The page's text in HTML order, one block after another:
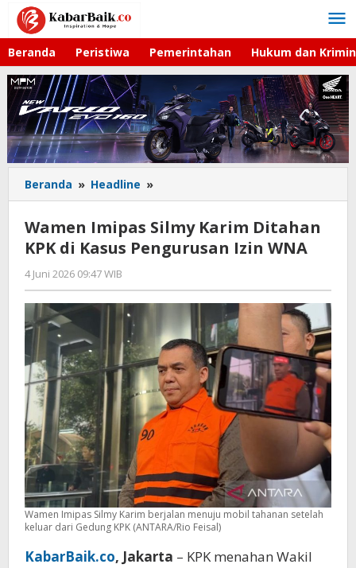
Lewati
konten
Beranda Peristiwa Pemerintahan Hukum dan
Beranda » Headline »
Imipas
Silmy
Karim
Ditahan
Kasus
Pengurusan
Izin
WNA
Wamen Imipas Silmy Karim Ditahan
KPK di Kasus Pengurusan Izin WNA
4 Juni 2026 09:47 WIB
Imam
WD
Wamen Imipas Silmy Karim berjalan menuju mobil tahanan setelah
keluar dari Gedung KPK (ANTARA/Rio Feisal)
KabarBaik.co, Jakarta – KPK menahan Wakil